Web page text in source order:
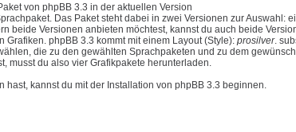
von phpBB 3.3 in der aktuellen Version
Das Paket steht dabei in zwei Versionen zur Auswahl:
beide Versionen anbieten möchtest, kannst du auch beide
Grafiken. phpBB 3.3 kommt mit einem Layout (Style): prosilver.
die zu den gewählten Sprachpaketen und zu dem
musst du also vier Grafikpakete herunterladen.
hast, kannst du mit der Installation von phpBB 3.3 beginnen.